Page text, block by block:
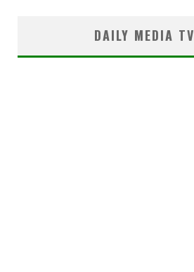
DAILY MEDIA TV